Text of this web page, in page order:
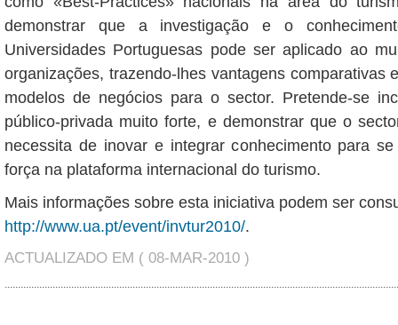
demonstrar que a investigação e o
Universidades Portuguesas pode ser aplicado ao
organizações, trazendo-lhes vantagens comparativas
modelos de negócios para o sector. Pretende-se
público-privada muito forte, e demonstrar que o
necessita de inovar e integrar conhecimento para
força na plataforma internacional do turismo.
Mais informações sobre esta iniciativa podem ser
http://www.ua.pt/event/invtur2010/.
ACTUALIZADO EM ( 08-MAR-2010 )